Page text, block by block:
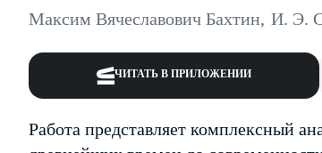
Максим Вячеславович Бахтин, И. Э.
ЧИТАТЬ В ПРИЛОЖЕНИИ
Работа представляет комплексный